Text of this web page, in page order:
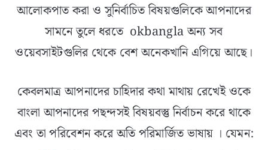
আলোকপাত করা ও সুনির্বাচিত বিষয়গুলিকে আপনাদের
সামনে তুলে ধরতে okbangla অন্য সব
ওয়েবসাইটগুলির থেকে বেশ অনেকখানি এগিয়ে আছে।
কেবলমাত্র আপনাদের চাহিদার কথা মাথায় রেখেই ওকে
বাংলা আপনাদের পছন্দসই বিষয়বস্তু নির্বাচন করে থাকে
এবং তা পরিবেশন করে অতি পরিমার্জিত ভাষায় । যেমন: